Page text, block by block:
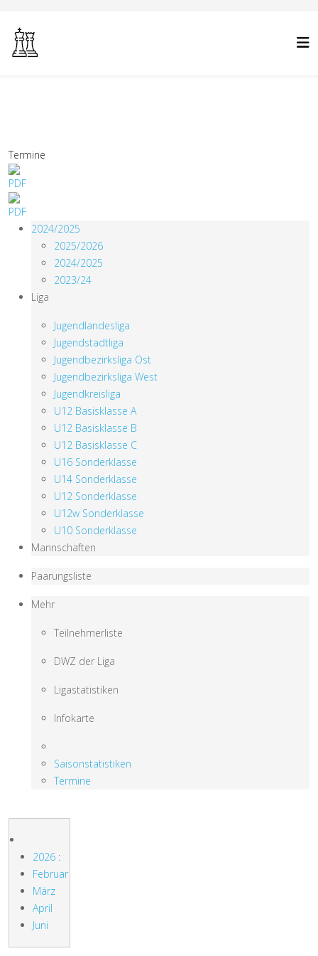
Termine
2024/2025
2025/2026
2024/2025
2023/24
Liga
Jugendlandesliga
Jugendstadtliga
Jugendbezirksliga Ost
Jugendbezirksliga West
Jugendkreisliga
U12 Basisklasse A
U12 Basisklasse B
U12 Basisklasse C
U16 Sonderklasse
U14 Sonderklasse
U12 Sonderklasse
U12w Sonderklasse
U10 Sonderklasse
Mannschaften
Paarungsliste
Mehr
Teilnehmerliste
DWZ der Liga
Ligastatistiken
Infokarte
Saisonstatistiken
Termine
2026 :
Februar
März
April
Juni